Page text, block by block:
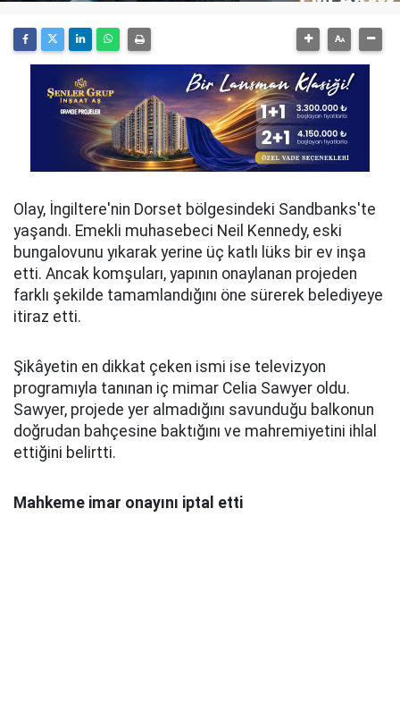
Olay, İngiltere'nin Dorset bölgesindeki Sandbanks'te
yaşandı. Emekli muhasebeci Neil Kennedy, eski
bungalovunu yıkarak yerine üç katlı lüks bir ev inşa
etti. Ancak komşuları, yapının onaylanan projeden
farklı şekilde tamamlandığını öne sürerek belediyeye
itiraz etti.
Şikâyetin en dikkat çeken ismi ise televizyon
programıyla tanınan iç mimar Celia Sawyer oldu.
Sawyer, projede yer almadığını savunduğu balkonun
doğrudan bahçesine baktığını ve mahremiyetini ihlal
ettiğini belirtti.
Mahkeme imar onayını iptal etti